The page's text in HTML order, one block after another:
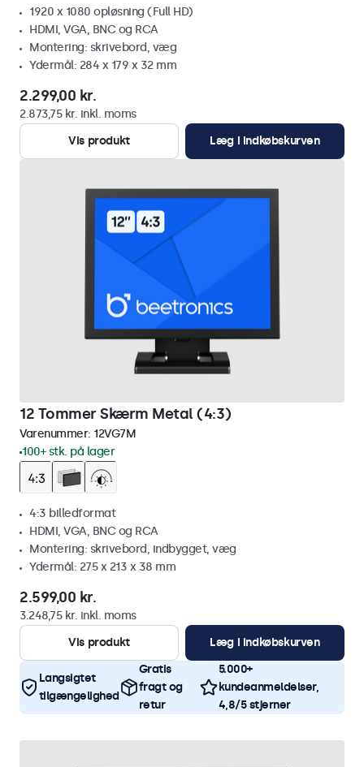
1920 x 1080 opløsning (Full HD)
HDMI, VGA, BNC og RCA
Montering: skrivebord, væg
Ydermål: 284 x 179 x 32 mm
2.299,00 kr.
2.873,75 kr. inkl. moms
Vis produkt
Læg i indkøbskurven
12 Tommer Skærm Metal (4:3)
Varenummer: 12VG7M
100+ stk. på lager
4:3 billedformat
HDMI, VGA, BNC og RCA
Montering: skrivebord, indbygget, væg
Ydermål: 275 x 213 x 38 mm
2.599,00 kr.
3.248,75 kr. inkl. moms
Vis produkt
Læg i indkøbskurven
Langsigtet
tilgængelighed
Gratis
fragt og
retur
5.000+
kundeanmeldelser,
4,8/5 stjerner